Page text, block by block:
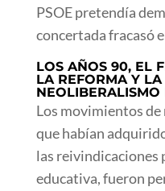
PSOE pretendía
concertada fracasó
LOS AÑOS 90, EL
LA REFORMA Y
NEOLIBERALISMO
Los movimientos
que habían
las reivindicaciones
educativa, fueron